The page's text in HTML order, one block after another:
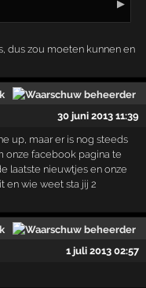
▶
dus zou moeten kunnen en
30 juni 2013 11:39
up, maar er is nog steeds
onze facebook pagina te
laatste nieuwtjes en onze
en wie weet sta jij 2
1 juli 2013 02:57